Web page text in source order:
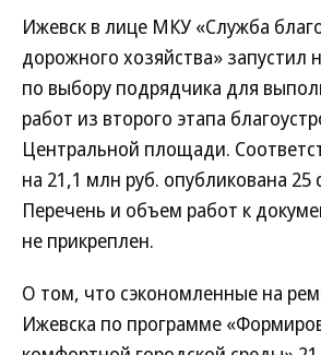
Ижевск в лице МКУ «Служба
дорожного хозяйства» запустил
по выбору подрядчика для
работ из второго этапа
Центральной площади.
на 21,1 млн руб. опубликована 25
Перечень и объем работ к
не прикреплен.
О том, что сэкономленные на
Ижевска по программе